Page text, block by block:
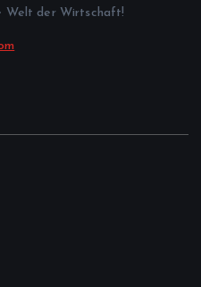
Welt der Wirtschaft!